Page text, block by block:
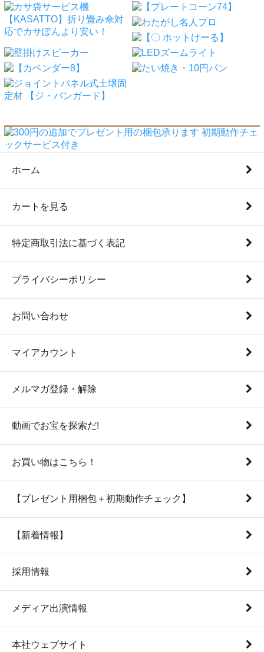
ホーム
カートを見る
特定商取引法に基づく表記
プライバシーポリシー
お問い合わせ
マイアカウント
メルマガ登録・解除
動画でお宝を探索だ!
お買い物はこちら！
【プレゼント用梱包＋初期動作チェック】
【新着情報】
採用情報
メディア出演情報
本社ウェブサイト